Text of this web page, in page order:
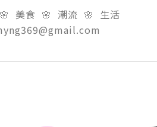
美食  🌸  潮流  🌸  生活